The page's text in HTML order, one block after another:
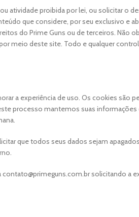
atividade proibida por lei, ou solicitar o
que considere, por seu exclusivo e
do Prime Guns ou de terceiros. Não
meio deste site. Todo e qualquer
a experiência de uso. Os cookies são
processo mantemos suas informações
que todos seus dados sejam
contato@primeguns.com.brsolicitando a